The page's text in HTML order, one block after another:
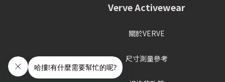
Verve Activewear
關於VERVE
尺寸測量參考